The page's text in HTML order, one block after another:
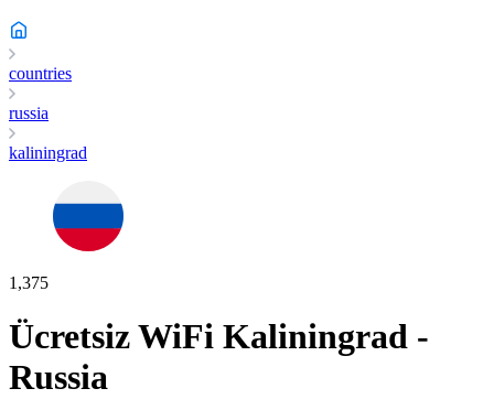
countries
russia
kaliningrad
1,375
Ücretsiz WiFi Kaliningrad -
Russia